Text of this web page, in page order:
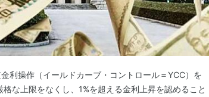
利操作（イールドカーブ・コントロール＝YCC）を
な上限をなくし、1%を超える金利上昇を認めること